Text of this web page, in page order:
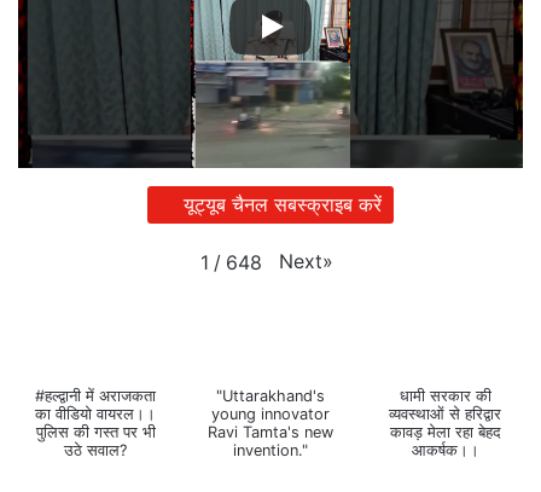
यूट्यूब चैनल सबस्क्राइब करें
1 / 648 Next»
#हल्द्वानी में अराजकता
का वीडियो वायरल।।
पुलिस की गस्त पर भी
उठे सवाल?
"Uttarakhand's
young innovator
Ravi Tamta's new
invention."
धामी सरकार की
व्यवस्थाओं से हरिद्वार
कावड़ मेला रहा बेहद
आकर्षक।।